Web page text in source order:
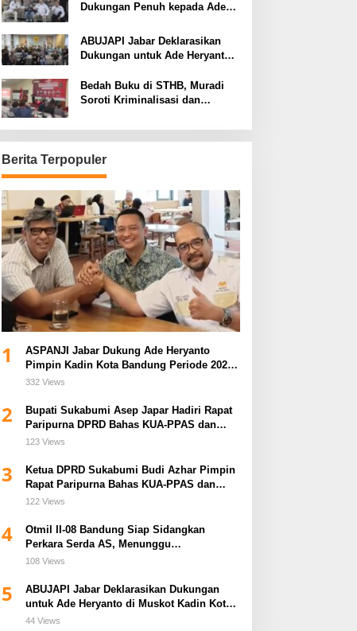
Dukungan Penuh kepada Ade
Bandung
ABUJAPI Jabar Deklarasikan
Dukungan untuk Ade Heryanto
Bedah Buku di STHB, Muradi
Soroti Kriminalisasi dan
Penegakan Hukum
Berita Terpopuler
1
ASPANJI Jabar Dukung Ade Heryanto
Pimpin Kadin Kota Bandung Periode 2026–
2031
332 Views
2
Bupati Sukabumi Asep Japar Hadiri Rapat
Paripurna DPRD Bahas KUA-PPAS dan
Raperda Disabilitas
123 Views
3
Ketua DPRD Sukabumi Budi Azhar Pimpin
Rapat Paripurna Bahas KUA-PPAS dan
Raperda Tirta Jaya
122 Views
4
Otmil II-08 Bandung Siap Sidangkan
Perkara Serda AS, Menunggu
Rekomendasi Korem Sunan Gunung Jati
108 Views
5
ABUJAPI Jabar Deklarasikan Dukungan
untuk Ade Heryanto di Muskot Kadin Kota
Bandung
44 Views